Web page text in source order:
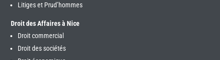
Litiges et Prud’hommes
Droit des Affaires à Nice
Droit commercial
Droit des sociétés